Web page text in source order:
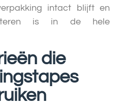
intact blijft en
is in de hele
die